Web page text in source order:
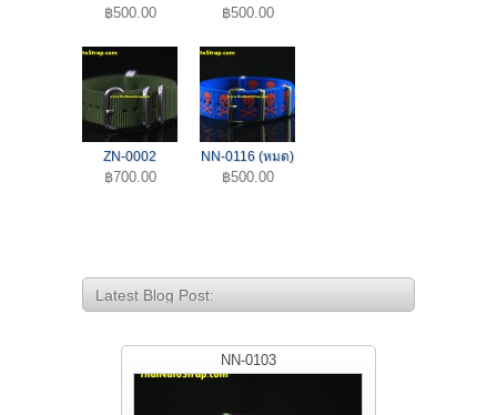
฿500.00 ฿500.00
ZN-0002
฿700.00
NN-0116 (หมด)
฿500.00
Latest Blog Post:
NN-0103